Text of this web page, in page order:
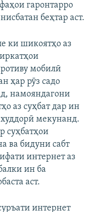
гаронтарро
беҳтар аст.
ки шикоятҳо аз
мобилӣ
ҳар рӯз садо
намояндагони
аз суҳбат дар ин
мекунанд.
суҳбатҳои
ва бидуни сабт
интернет аз
ин ба
аст.
интернет